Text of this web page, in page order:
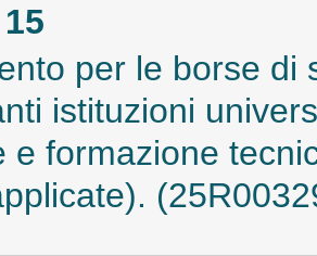
per le borse di
istituzioni
e formazione